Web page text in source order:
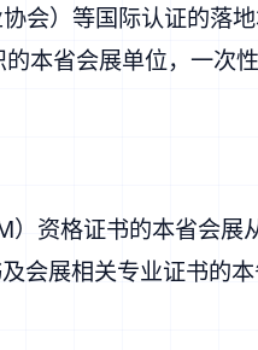
会）等国际认证的落
本省会展单位，一次性
）资格证书的本省会
会展相关专业证书的